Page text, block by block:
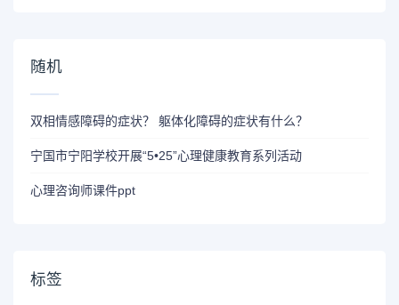
随机
双相情感障碍的症状？ 躯体化障碍的症状有什么？
宁国市宁阳学校开展“5•25”心理健康教育系列活动
心理咨询师课件ppt
标签